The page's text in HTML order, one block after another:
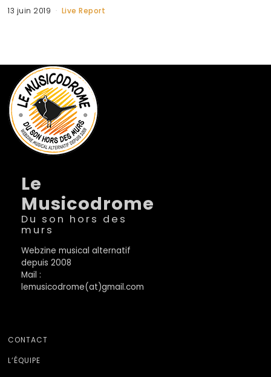
13 juin 2019 Live Report
Le
Musicodrome
Du son hors des
murs
Webzine musical alternatif
depuis 2008
Mail :
lemusicodrome(at)gmail.com
CONTACT
L’ÉQUIPE